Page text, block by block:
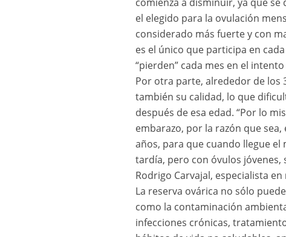
el elegido para la ovulación
considerado más fuerte y con
es el único que participa en
“pierden” cada mes en el
Por otra parte, alrededor de los
también su calidad, lo que
después de esa edad. “Por lo
embarazo, por la razón que
años, para que cuando llegue
tardía, pero con óvulos jóvenes,
Rodrigo Carvajal, especialista
La reserva ovárica no sólo
como la contaminación
infecciones crónicas,